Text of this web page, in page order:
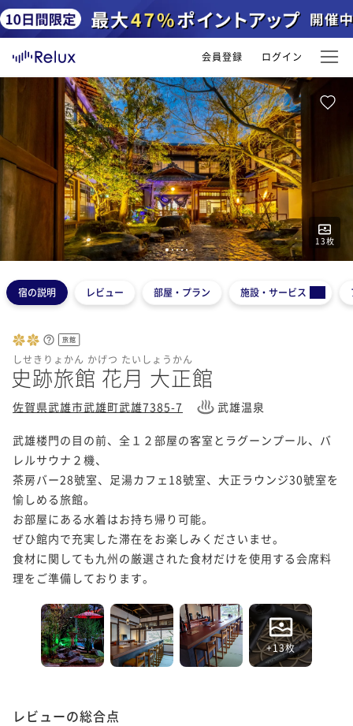
会員登録 ログイン
13枚
12345
宿の説明 レビュー 部屋・プラン 施設・サービス
旅館
しせきりょかん かげつ たいしょうかん
史跡旅館 花月 大正館
佐賀県武雄市武雄町武雄7385-7 武雄温泉
武雄楼門の目の前、全１２部屋の客室とラグーンプール、バ
レルサウナ２機、
茶房バー28號室、足湯カフェ18號室、大正ラウンジ30號室を
愉しめる旅館。
お部屋にある水着はお持ち帰り可能。
ぜひ館内で充実した滞在をお楽しみくださいませ。
食材に関しても九州の厳選された食材だけを使用する会席料
理をご準備しております。
+13枚
レビューの総合点